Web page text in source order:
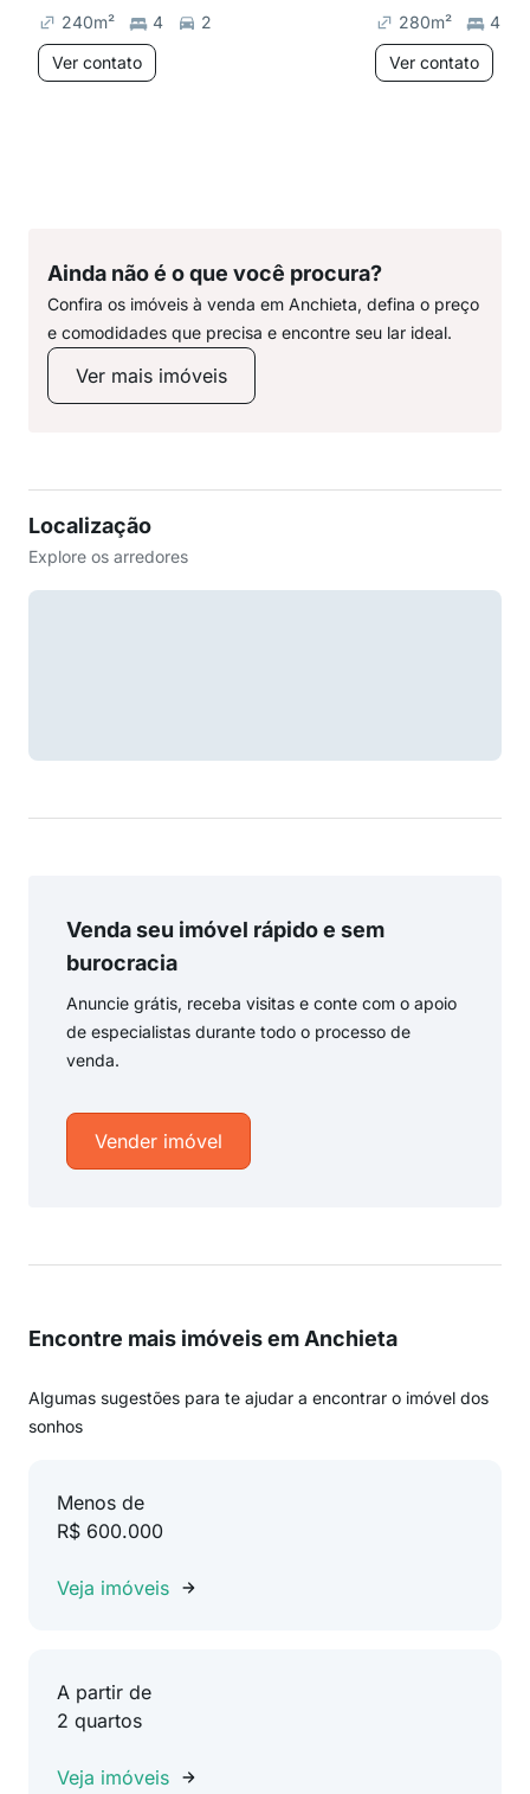
240m² 4
2
Ver contato
280m²
4
Ver contato
Ainda não é o que você procura?
Confira os imóveis à venda em Anchieta, defina o preço
e comodidades que precisa e encontre seu lar ideal.
Ver mais imóveis
Localização
Explore os arredores
Venda seu imóvel rápido e sem
burocracia
Anuncie grátis, receba visitas e conte com o apoio
de especialistas durante todo o processo de
venda.
Vender imóvel
Encontre mais imóveis em Anchieta
Algumas sugestões para te ajudar a encontrar o imóvel dos
sonhos
Menos de
R$ 600.000
Veja imóveis
A partir de
2 quartos
Veja imóveis